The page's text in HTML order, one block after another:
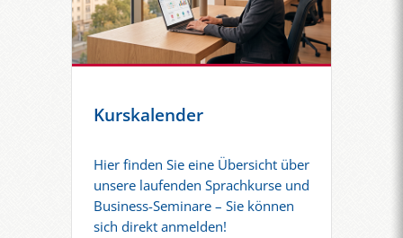
Kurskalender
Hier finden Sie eine Übersicht über
unsere laufenden Sprachkurse und
Business-Seminare – Sie können
sich direkt anmelden!